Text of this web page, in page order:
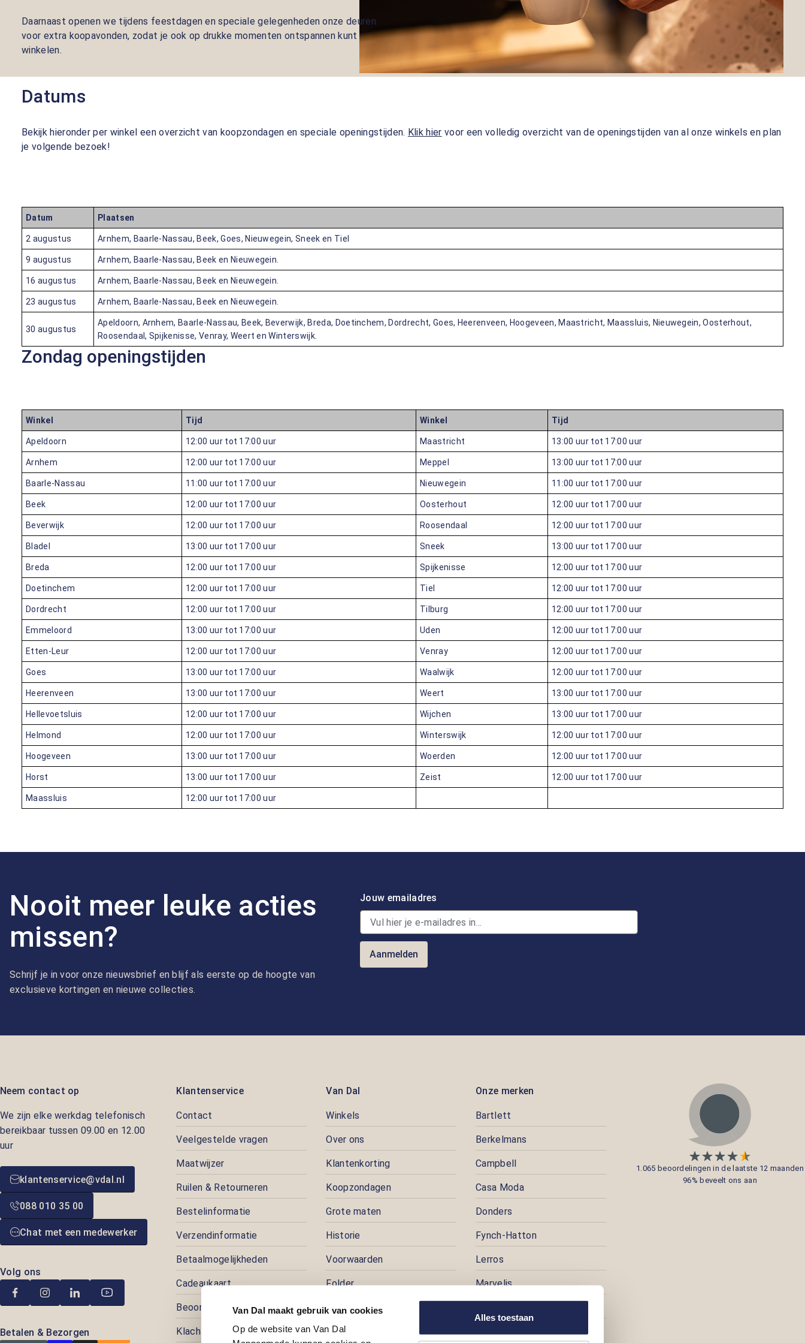
Van Dal maakt gebruik van cookies
Op de website van Van Dal
Alles toestaan
Daarnaast openen we tijdens feestdagen en speciale gelegenheden onze deuren
voor extra koopavonden, zodat je ook op drukke momenten ontspannen kunt
winkelen.
Datums
Bekijk hieronder per winkel een overzicht van koopzondagen en speciale openingstijden. Klik hier voor een volledig overzicht van de openingstijden van al onze winkels en plan
je volgende bezoek!
Datum Plaatsen
2 augustus Arnhem, Baarle-Nassau, Beek, Goes, Nieuwegein, Sneek en Tiel
9 augustus Arnhem, Baarle-Nassau, Beek en Nieuwegein.
16 augustus Arnhem, Baarle-Nassau, Beek en Nieuwegein.
23 augustus Arnhem, Baarle-Nassau, Beek en Nieuwegein.
30 augustus
Apeldoorn, Arnhem, Baarle-Nassau, Beek, Beverwijk, Breda, Doetinchem, Dordrecht, Goes, Heerenveen, Hoogeveen, Maastricht, Maassluis, Nieuwegein, Oosterhout,
Roosendaal, Spijkenisse, Venray, Weert en Winterswijk.
Zondag openingstijden
Winkel Tijd Winkel Tijd
Apeldoorn 12:00 uur tot 17:00 uur Maastricht 13:00 uur tot 17:00 uur
Arnhem 12:00 uur tot 17:00 uur Meppel 13:00 uur tot 17:00 uur
Baarle-Nassau 11:00 uur tot 17:00 uur Nieuwegein 11:00 uur tot 17:00 uur
Beek 12:00 uur tot 17:00 uur Oosterhout 12:00 uur tot 17:00 uur
Beverwijk 12:00 uur tot 17:00 uur Roosendaal 12:00 uur tot 17:00 uur
Bladel 13:00 uur tot 17:00 uur Sneek 13:00 uur tot 17:00 uur
Breda 12:00 uur tot 17:00 uur Spijkenisse 12:00 uur tot 17:00 uur
Doetinchem 12:00 uur tot 17:00 uur Tiel 12:00 uur tot 17:00 uur
Dordrecht 12:00 uur tot 17:00 uur Tilburg 12:00 uur tot 17:00 uur
Emmeloord 13:00 uur tot 17:00 uur Uden 12:00 uur tot 17:00 uur
Etten-Leur 12:00 uur tot 17:00 uur Venray 12:00 uur tot 17:00 uur
Goes 13:00 uur tot 17:00 uur Waalwijk 12:00 uur tot 17:00 uur
Heerenveen 13:00 uur tot 17:00 uur Weert 13:00 uur tot 17:00 uur
Hellevoetsluis 12:00 uur tot 17:00 uur Wijchen 13:00 uur tot 17:00 uur
Helmond 12:00 uur tot 17:00 uur Winterswijk 12:00 uur tot 17:00 uur
Hoogeveen 13:00 uur tot 17:00 uur Woerden 12:00 uur tot 17:00 uur
Horst 13:00 uur tot 17:00 uur Zeist 12:00 uur tot 17:00 uur
Maassluis 12:00 uur tot 17:00 uur
Nooit meer leuke acties
missen?
Schrijf je in voor onze nieuwsbrief en blijf als eerste op de hoogte van
exclusieve kortingen en nieuwe collecties.
Jouw emailadres
Aanmelden
Neem contact op
We zijn elke werkdag telefonisch
bereikbaar tussen 09.00 en 12.00
uur
klantenservice@vdal.nl
088 010 35 00
Chat met een medewerker
Volg ons
Betalen & Bezorgen
Klantenservice
Contact
Veelgestelde vragen
Maatwijzer
Ruilen & Retourneren
Bestelinformatie
Verzendinformatie
Betaalmogelijkheden
Cadeaukaart
Beoordelingen
Klachtenafhandeling
Van Dal
Winkels
Over ons
Klantenkorting
Koopzondagen
Grote maten
Historie
Voorwaarden
Folder
Pers
Prijspuzzel
Onze merken
Bartlett
Berkelmans
Campbell
Casa Moda
Donders
Fynch-Hatton
Lerros
Marvelis
1.065 beoordelingen in de laatste 12 maanden
96% beveelt ons aan